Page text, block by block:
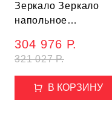
Зеркало Зеркало
напольное
Giano, 50*50*180H
321 027 Р.
304 976 Р.
В КОРЗИНУ